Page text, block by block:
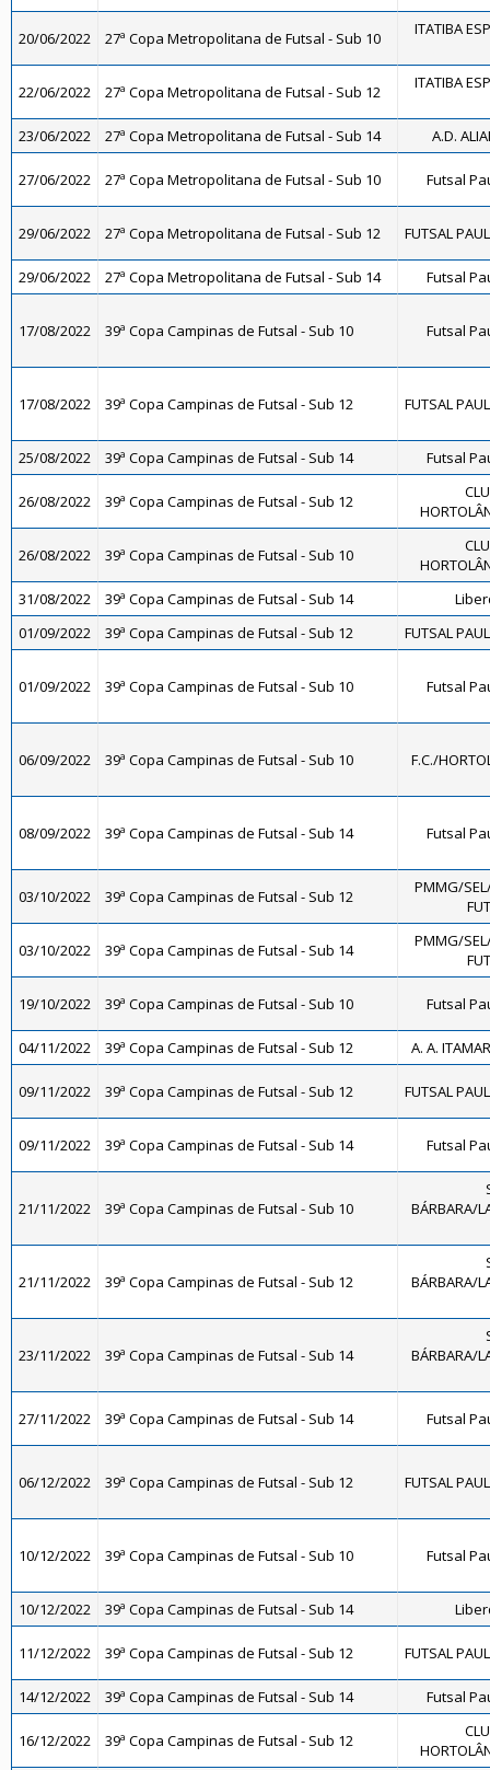
20/06/2022 27ª Copa Metropolitana de Futsal - Sub 10 ITATIBA
22/06/2022 27ª Copa Metropolitana de Futsal - Sub 12 ITATIBA
23/06/2022 27ª Copa Metropolitana de Futsal - Sub 14 A.D.
27/06/2022 27ª Copa Metropolitana de Futsal - Sub 10 Futsal
29/06/2022 27ª Copa Metropolitana de Futsal - Sub 12 FUTSAL
29/06/2022 27ª Copa Metropolitana de Futsal - Sub 14 Futsal
17/08/2022 39ª Copa Campinas de Futsal - Sub 10 Futsal
17/08/2022 39ª Copa Campinas de Futsal - Sub 12 FUTSAL
25/08/2022 39ª Copa Campinas de Futsal - Sub 14 Futsal
26/08/2022 39ª Copa Campinas de Futsal - Sub 12
26/08/2022 39ª Copa Campinas de Futsal - Sub 10
31/08/2022
39ª Copa Campinas de Futsal - Sub 14
01/09/2022
39ª Copa Campinas de Futsal - Sub 12 FUTSAL
01/09/2022 39ª Copa Campinas de Futsal - Sub 10 Futsal
06/09/2022 39ª Copa Campinas de Futsal - Sub 10 F.C./
08/09/2022 39ª Copa Campinas de Futsal - Sub 14 Futsal
03/10/2022 39ª Copa Campinas de Futsal - Sub 12
PMMG/
03/10/2022 39ª Copa Campinas de Futsal - Sub 14
PMMG/
19/10/2022 39ª Copa Campinas de Futsal - Sub 10 Futsal
04/11/2022 39ª Copa Campinas de Futsal - Sub 12 A. A.
09/11/2022 39ª Copa Campinas de Futsal - Sub 12 FUTSAL
09/11/2022 39ª Copa Campinas de Futsal - Sub 14 Futsal
21/11/2022 39ª Copa Campinas de Futsal - Sub 10
BÁRBARA/
21/11/2022 39ª Copa Campinas de Futsal - Sub 12
BÁRBARA/
23/11/2022 39ª Copa Campinas de Futsal - Sub 14
BÁRBARA/
27/11/2022 39ª Copa Campinas de Futsal - Sub 14 Futsal
06/12/2022 39ª Copa Campinas de Futsal - Sub 12 FUTSAL
10/12/2022 39ª Copa Campinas de Futsal - Sub 10 Futsal
10/12/2022 39ª Copa Campinas de Futsal - Sub 14
11/12/2022 39ª Copa Campinas de Futsal - Sub 12 FUTSAL
14/12/2022 39ª Copa Campinas de Futsal - Sub 14 Futsal
16/12/2022 39ª Copa Campinas de Futsal - Sub 12